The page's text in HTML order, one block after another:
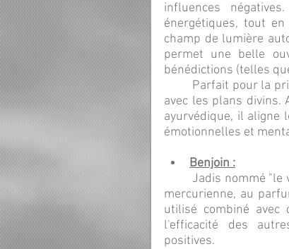
influences
énergétiques, tout
champ de lumière
permet une belle
bénédictions (telles
avec les plans divins.
ayurvédique, il aligne
émotionnelles et
Benjoin :
mercurienne, au
utilisé combiné
l'efficacité des
positives.